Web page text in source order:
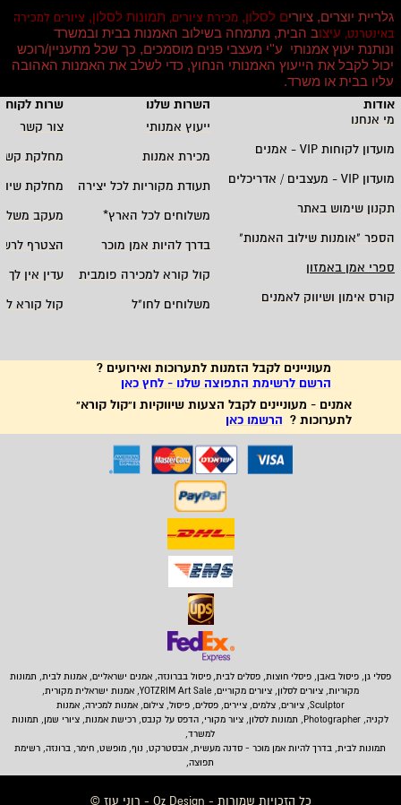
גלריית יוצרים, ציורים לסלון, מכירת ציורים, תמונות לסלון, ציורים למכירה
באינטרנט, עיצוב הבית, מתמחה בשילוב האמנות בבית ובמשרד
ונותנת יעוץ אמנותי ע''י מעצבי פנים מוסמכים, כך שכל מתעניין/רוכש
יכול לקבל את הייעוץ האמנותי הנחוץ, כדי לשלב את האמנות האהובה
עליו בבית או משרד.
כל הזכויות שמורות - Oz Design - רוני עוז ©
פסלי גן, פיסול באבן, פיסלי חוצות, פסלים לבית,פיסול בברונזה, אמנים ישראליים, אמנות לבית, תמונות
מקוריות, ציורים לסלון, ציורים מקוריים, YOTZRIM Art Sale, אמנות ישראלית מקורית,
Sculptor, ציורים, צלמים, ציירים, פסלים, פיסול, צילום, אמנות למכירה, אמנות
לקניה, Photographer, תמונות לסלון, ציור מקורי, הדפס על קנבס, רכישת אמנות, ציורי שמן, תמונות
למשרד,
תמונות לבית, בדרך להיות אמן מוכר - סדנה מעשית, אבסטרקט, נוף, מופשט, חימר, ברונזה, רשימת
תפוצה,
אודות השרות שלנו
שרות
מי אנחנו
ייעוץ אמנותי
צור קשר
מועדון לקוחותVIP - אמנים מכירת אמנות
מחלקת
מועדון
מעצבים / אדריכלים תעודת מקוריות לכל יצירה
מחלקת
תקנון שימוש באתר
משלוחים לכל הארץ*
מעקב
הספר "אומנות שילוב האמנות" בדרך להיות אמן מוכר
הצטרף
ספרי אמן באמזון
קול קורא למכירה פומבית
עדין אין לך
קורס אימון ושיווק לאמנים
משלוחים לחו"ל קול קורא
מעוניינים לקבל הזמנות לתערוכות ואירועים ?
הרשם לרשימת התפוצה שלנו - לחץ כאן
אמנים - מעוניינים לקבל הצעות שיווקיות ו"קול קורא"
לתערוכות ? הרשמו כאן